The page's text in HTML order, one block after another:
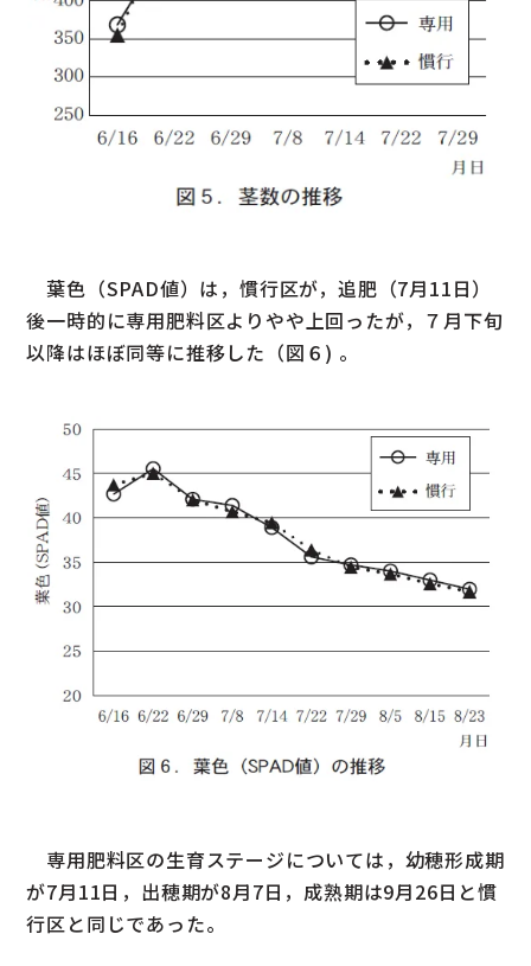
葉色（SPAD値）は，慣行区が，追肥（7月11日）
後一時的に専用肥料区よりやや上回ったが，７月下旬
以降はほぼ同等に推移した（図６) 。
専用肥料区の生育ステージについては，幼穂形成期
が7月11日，出穂期が8月7日，成熟期は9月26日と慣
行区と同じであった。